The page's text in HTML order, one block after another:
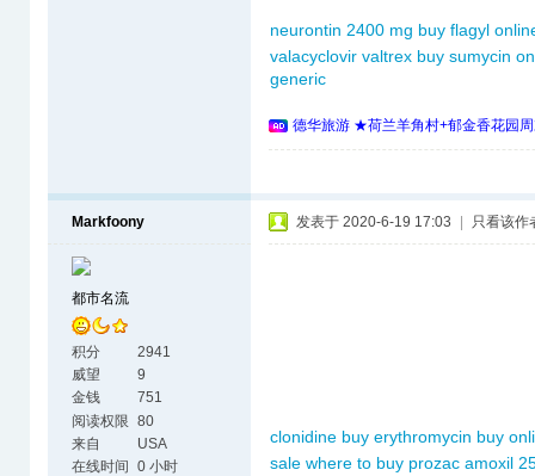
neurontin 2400 mg buy flagyl
valacyclovir valtrex buy sumycin
generic
德华旅游 ★荷兰羊角村+郁金香花园
Markfoony
都市名流
积分
2941
威望
9
金钱
751
阅读权限 80
来自
USA
在线时间
0 小时
发表于 2020-6-19 17:03 只看该作
clonidine buy erythromycin buy
sale where to buy prozac amoxil